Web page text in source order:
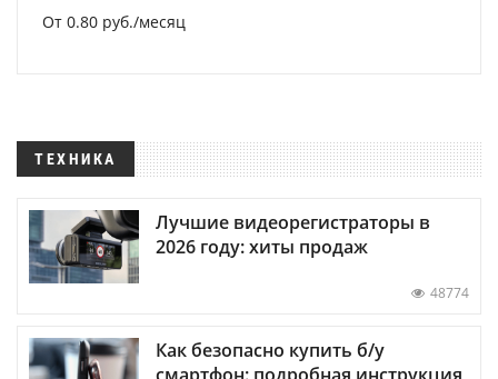
От 0.80 руб./месяц
ТЕХНИКА
Лучшие видеорегистраторы в
2026 году: хиты продаж
48774
Как безопасно купить б/у